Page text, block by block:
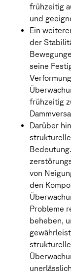
frühzeitig
und
Ein
der
seine
frühzeitig
Darüber
von
den
Probleme
beheben,